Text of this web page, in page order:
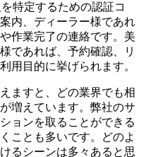
特定するための認証コ
内、ディーラー様であれ
作業完了の連絡です。美
であれば、予約確認、リ
用目的に挙げられます。
ますと、どの業界でも相
増えています。弊社のサ
ョンを取ることができる
ことも多いです。どのよ
るシーンは多々あると思